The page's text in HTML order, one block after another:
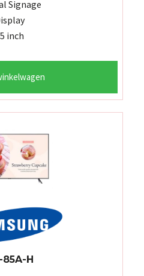
Signage
inch
85A-H